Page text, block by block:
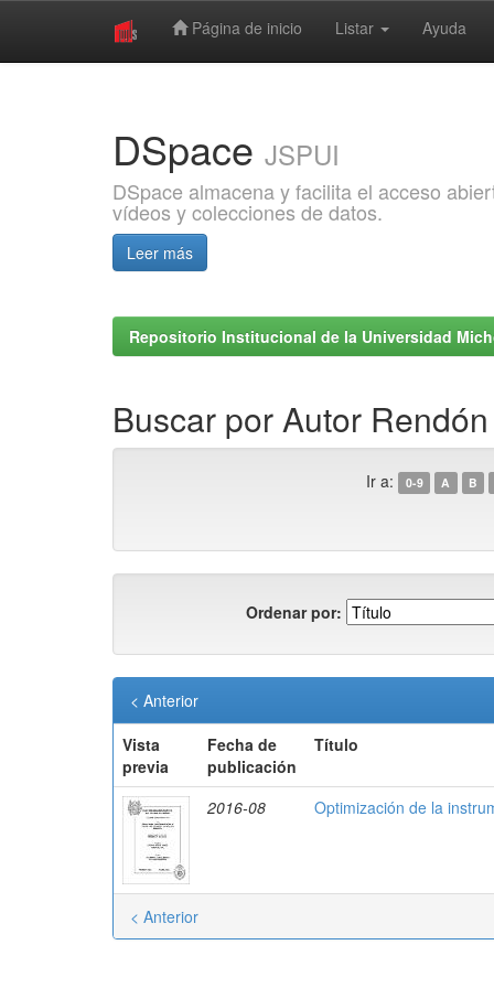
Página de inicio Listar Ayuda
DSpace JSPUI
DSpace almacena y facilita el acceso
vídeos y colecciones de datos.
Leer más
Repositorio Institucional de la Universidad
Buscar por Autor
Ir a: 0-9 A B
Ordenar por:
< Anterior
Vista
previa
Fecha de
publicación
Título
2016-08 Optimización de la
< Anterior